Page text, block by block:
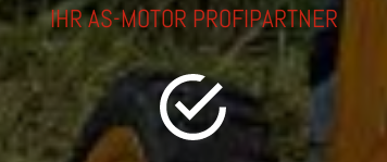
IHR AS-MOTOR PROFIPARTNER